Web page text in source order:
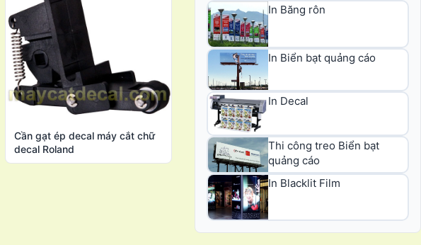
Cần gạt ép decal máy cắt chữ
decal Roland
In Băng rôn
In Biển bạt quảng cáo
In Decal
Thi công treo Biển bạt
quảng cáo
In Blacklit Film